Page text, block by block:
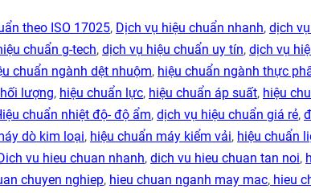
theo ISO 17025, Dịch vụ hiệu chuẩn nhanh, dịch
chuẩn g-tech, dịch vụ hiệu chuẩn uy tín, dịch vụ
chuẩn ngành dệt nhuộm, hiệu chuẩn ngành thực
lượng, hiệu chuẩn lực, hiệu chuẩn áp suất, hiệu
chuẩn nhiệt độ- độ ẩm, dịch vụ hiệu chuẩn giá rẻ,
dò kim loại, hiệu chuẩn máy kiểm vải, hiệu chuẩn
vu hieu chuan nhanh, dich vu hieu chuan tan noi,
chuyen nghiep, hieu chuan nganh may mac, hieu